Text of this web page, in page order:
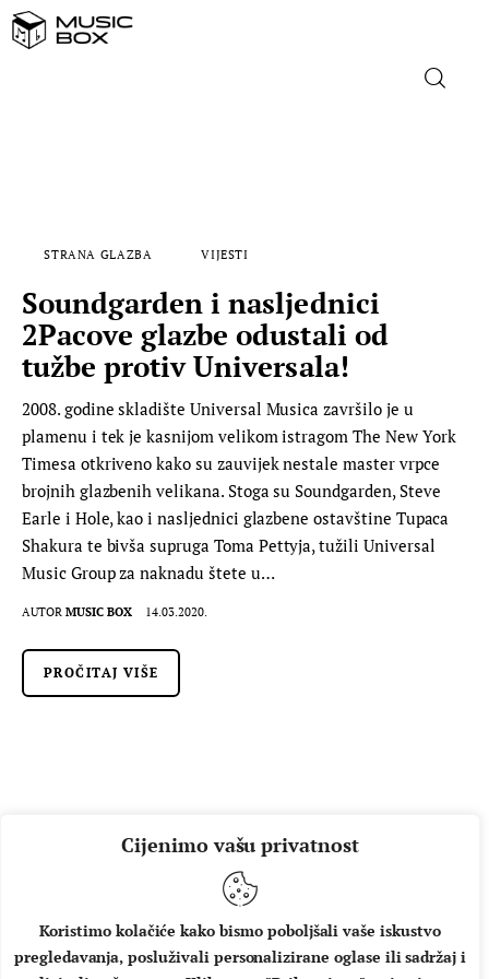
Cijenimo vašu privatnost
Koristimo kolačiće kako bismo poboljšali vaše iskustvo
pregledavanja, posluživali personalizirane oglase ili sadržaj i
FILM
MUSIC BOX
STRANA GLAZBA VIJESTI
Soundgarden i nasljednici
2Pacove glazbe odustali od
tužbe protiv Universala!
2008. godine skladište Universal Musica završilo je u
plamenu i tek je kasnijom velikom istragom The New York
Timesa otkriveno kako su zauvijek nestale master vrpce
brojnih glazbenih velikana. Stoga su Soundgarden, Steve
Earle i Hole, kao i nasljednici glazbene ostavštine Tupaca
Shakura te bivša supruga Toma Pettyja, tužili Universal
Music Group za naknadu štete u…
AUTOR MUSIC BOX 14.03.2020.
PROČITAJ VIŠE
O NAMA IMPRESSUM UVJETI KORIŠTENJA